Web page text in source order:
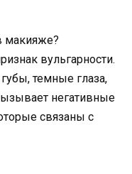
макияже?
вульгарности.
темные глаза,
негативные
связаны с